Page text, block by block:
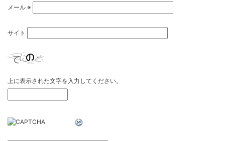
メール ※
サイト
上に表示された文字を入力してください。